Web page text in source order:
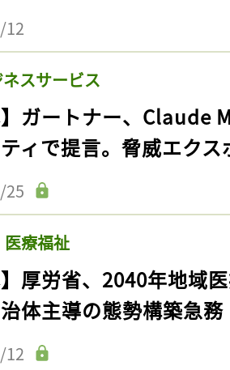
12
スサービス
】ガートナー、Claude
ィで提言。脅威エク
25
医療福祉
】厚労省、2040年地域
体主導の態勢構築急務
12